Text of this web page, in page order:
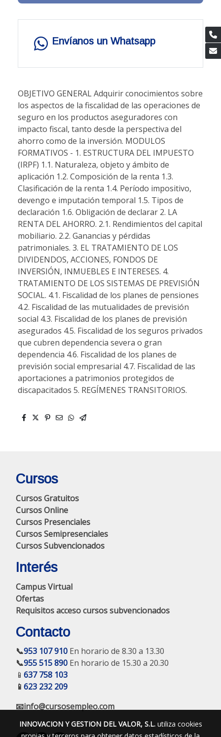
Envíanos un Whatsapp
OBJETIVO GENERAL Adquirir conocimientos sobre
los aspectos de la fiscalidad de las operaciones de
seguro en los productos aseguradores con
impacto fiscal, tanto desde la perspectiva del
ahorro como de la inversión. MODULOS
FORMATIVOS - 1. ESTRUCTURA DEL IMPUESTO
(IRPF) 1.1. Naturaleza, objeto y ámbito de
aplicación 1.2. Composición de la renta 1.3.
Clasificación de la renta 1.4. Período impositivo,
devengo e imputación temporal 1.5. Tipos de
declaración 1.6. Obligación de declarar 2. LA
RENTA DEL AHORRO. 2.1. Rendimientos del capital
mobiliario. 2.2. Ganancias y pérdidas
patrimoniales. 3. EL TRATAMIENTO DE LOS
DIVIDENDOS, ACCIONES, FONDOS DE
INVERSIÓN, INMUEBLES E INTERESES. 4.
TRATAMIENTO DE LOS SISTEMAS DE PREVISIÓN
SOCIAL. 4.1. Fiscalidad de los planes de pensiones
4.2. Fiscalidad de las mutualidades de previsión
social 4.3. Fiscalidad de los planes de previsión
asegurados 4.5. Fiscalidad de los seguros privados
que cubren dependencia severa o gran
dependencia 4.6. Fiscalidad de los planes de
previsión social empresarial 4.7. Fiscalidad de las
aportaciones a patrimonios protegidos de
discapacitados 5. REGÍMENES TRANSITORIOS.
Cursos
Cursos Gratuitos
Cursos Online
Cursos Presenciales
Cursos Semipresenciales
Cursos Subvencionados
Interés
Campus Virtual
Ofertas
Requisitos acceso cursos subvencionados
Contacto
📞953 107 910 En horario de 8.30 a 13.30
📞955 515 890 En horario de 15.30 a 20.30
📱 637 758 103
📱 623 232 209
📧info@cursosempleo.com
INNOVACION Y GESTION DEL VALOR, S.L.utiliza cookies